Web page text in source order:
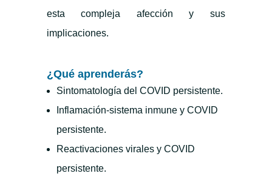
esta compleja afección y sus
implicaciones.
¿Qué aprenderás?
Sintomatología del COVID persistente.
Inflamación-sistema inmune y COVID
persistente.
Reactivaciones virales y COVID
persistente.